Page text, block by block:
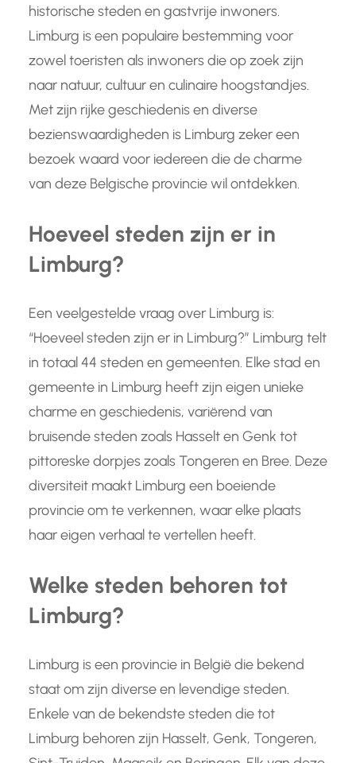
historische steden en gastvrije inwoners.
Limburg is een populaire bestemming voor
zowel toeristen als inwoners die op zoek zijn
naar natuur, cultuur en culinaire hoogstandjes.
Met zijn rijke geschiedenis en diverse
bezienswaardigheden is Limburg zeker een
bezoek waard voor iedereen die de charme
van deze Belgische provincie wil ontdekken.
Hoeveel steden zijn er in
Limburg?
Een veelgestelde vraag over Limburg is:
“Hoeveel steden zijn er in Limburg?” Limburg telt
in totaal 44 steden en gemeenten. Elke stad en
gemeente in Limburg heeft zijn eigen unieke
charme en geschiedenis, variërend van
bruisende steden zoals Hasselt en Genk tot
pittoreske dorpjes zoals Tongeren en Bree. Deze
diversiteit maakt Limburg een boeiende
provincie om te verkennen, waar elke plaats
haar eigen verhaal te vertellen heeft.
Welke steden behoren tot
Limburg?
Limburg is een provincie in België die bekend
staat om zijn diverse en levendige steden.
Enkele van de bekendste steden die tot
Limburg behoren zijn Hasselt, Genk, Tongeren,